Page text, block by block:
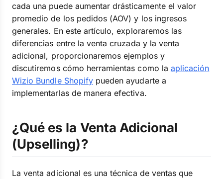
cada una puede aumentar drásticamente el valor
promedio de los pedidos (AOV) y los ingresos
generales. En este artículo, exploraremos las
diferencias entre la venta cruzada y la venta
adicional, proporcionaremos ejemplos y
discutiremos cómo herramientas como la aplicación
Wizio Bundle Shopifypueden ayudarte a
implementarlas de manera efectiva.
¿Qué es la Venta Adicional
(Upselling)?
La venta adicional es una técnica de ventas que